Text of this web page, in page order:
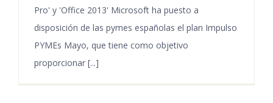
Pro' y 'Office 2013' Microsoft ha puesto a
disposición de las pymes españolas el plan Impulso
PYMEs Mayo, que tiene como objetivo
proporcionar [...]